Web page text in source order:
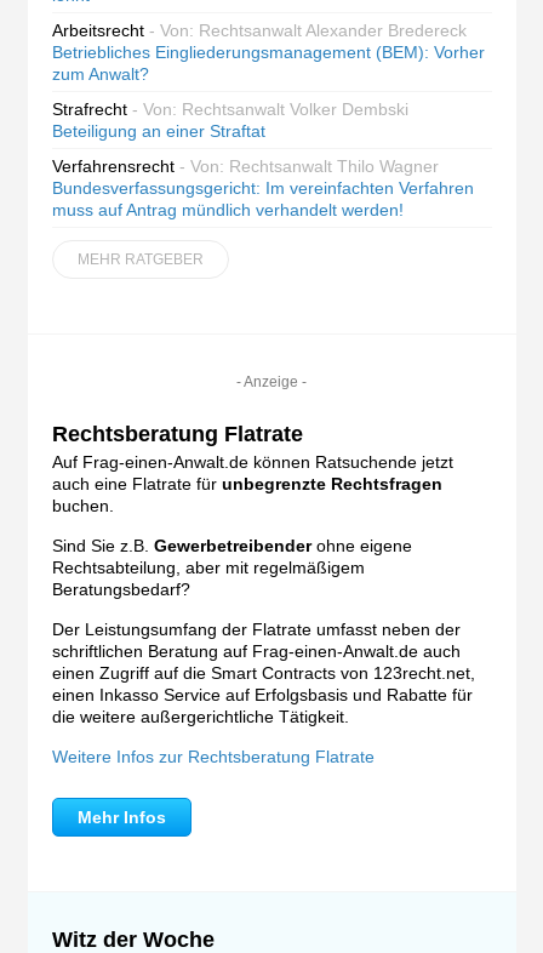
Arbeitsrecht - Von: Rechtsanwalt Alexander Bredereck
Betriebliches Eingliederungsmanagement (BEM): Vorher
zum Anwalt?
Strafrecht - Von: Rechtsanwalt Volker Dembski
Beteiligung an einer Straftat
Verfahrensrecht - Von: Rechtsanwalt Thilo Wagner
Bundesverfassungsgericht: Im vereinfachten Verfahren
muss auf Antrag mündlich verhandelt werden!
MEHR RATGEBER
- Anzeige -
Rechtsberatung Flatrate
Auf Frag-einen-Anwalt.de können Ratsuchende jetzt
auch eine Flatrate für unbegrenzte Rechtsfragen
buchen.
Sind Sie z.B. Gewerbetreibenderohne eigene
Rechtsabteilung, aber mit regelmäßigem
Beratungsbedarf?
Der Leistungsumfang der Flatrate umfasst neben der
schriftlichen Beratung auf Frag-einen-Anwalt.de auch
einen Zugriff auf die Smart Contracts von 123recht.net,
einen Inkasso Service auf Erfolgsbasis und Rabatte für
die weitere außergerichtliche Tätigkeit.
Weitere Infos zur Rechtsberatung Flatrate
Mehr Infos
Witz der Woche